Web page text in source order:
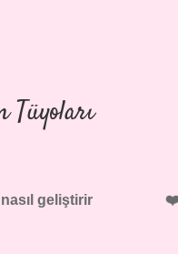
Tüyoları
geliştirir